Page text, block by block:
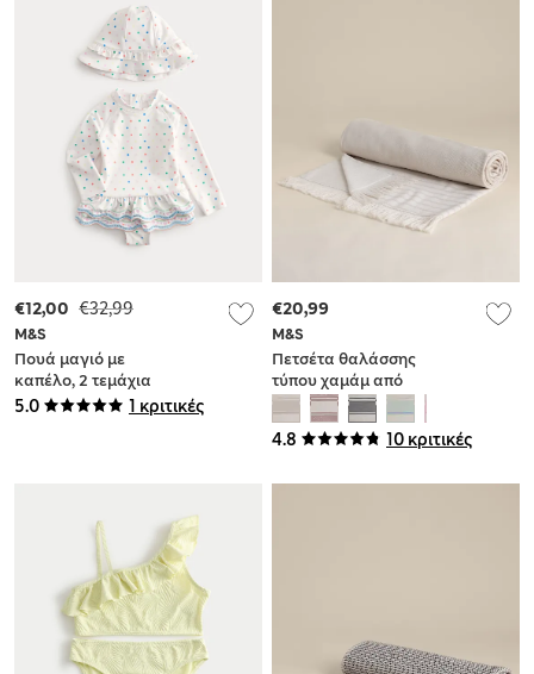
5.0 1 κριτικές
M&S
Πουά μαγιό με
καπέλο, 2 τεμάχια
(0-5 ετών)
€32,99
€12,00
4.8 10 κριτικές
M&S
Πετσέτα θαλάσσης
τύπου χαμάμ από
100% βαμβάκι
€20,99